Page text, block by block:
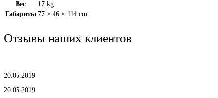
Вес
17 kg
Габариты 77 × 46 × 114 cm
Отзывы наших клиентов
20.05.2019
20.05.2019